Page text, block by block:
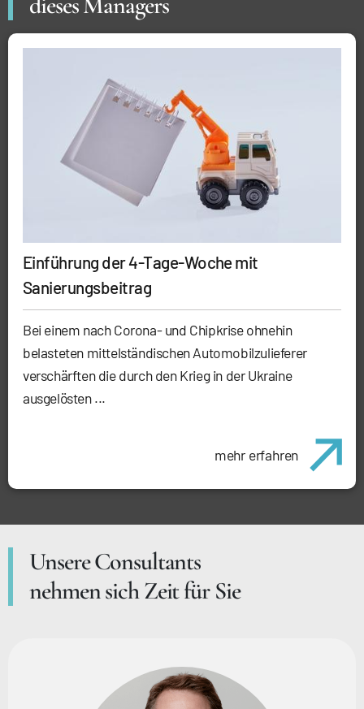
Einführung der 4-Tage-Woche mit
Sanierungsbeitrag
Bei einem nach Corona- und Chipkrise ohnehin
belasteten mittelständischen Automobilzulieferer
verschärften die durch den Krieg in der Ukraine
ausgelösten ...
mehr erfahren
Unsere Consultants
nehmen sich Zeit für Sie